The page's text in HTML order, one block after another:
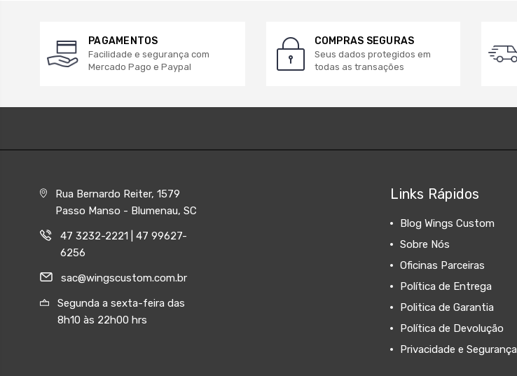
PAGAMENTOS
Facilidade e segurança com
Mercado Pago e Paypal
COMPRAS SEGURAS
Seus dados protegidos em
todas as transações
Rua Bernardo Reiter, 1579
Passo Manso - Blumenau, SC
47 3232-2221 | 47 99627-
6256
sac@wingscustom.com.br
Segunda a sexta-feira das
8h10 às 22h00 hrs
Links Rápidos
Blog Wings Custom
Sobre Nós
Oficinas Parceiras
Política de Entrega
Politica de Garantia
Política de Devolução
Privacidade e Segurança